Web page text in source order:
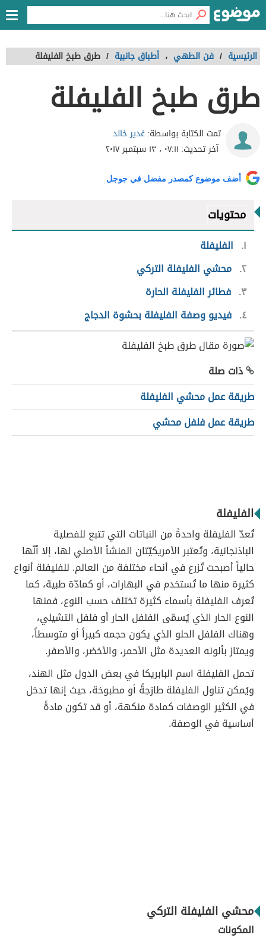
الرئيسية / فن الطهي ، أطباق جانبية / طرق طبخ الفليفلة
طرق طبخ الفليفلة
تمت الكتابة بواسطة:غدير خالد
آخر تحديث: ٠٧:١١ ، ١٣ سبتمبر ٢٠١٧
أضف موضوع كمصدر مفضل في جوجل
محتويات
١
الفليفلة
٢ محشي الفليفلة التركي
٣ فطائر الفليفلة الحارة
٤ فيديو وصفة الفليفلة بحشوة الدجاج
ذات صلة
طريقة عمل محشي الفليفلة
طريقة عمل فلفل محشي
الفليفلة
تُعدّ الفليفلة واحدةً من النباتات التي تتبع للفصلية
الباذنجانية، وتُعتبر الأمريكيّتان المنشأ الأصلي لها، إلا أنّها
حالياً أصبحت تُزرع في أنحاء مختلفة من العالم. للفليفلة أنواع
كثيرة منها ما تُستخدم في البهارات، أو كمادّة طبية، كما
تُعرف الفليفلة بأسماء كثيرة تختلف حسب النوع، فمنها
النوع الحار الذي يُسمّى الفلفل الحار أو فلفل التشيلي،
وهناك الفلفل الحلو الذي يكون حجمه كبيراً أو متوسطاً،
ويمتاز بألونه العديدة مثل الأحمر، والأخضر، والأصفر.
تحمل الفليفلة اسم البابريكا في بعض الدول مثل الهند،
ويُمكن تناول الفليفلة طازجةً أو مطبوخة، حيث إنها تدخل
في الكثير الوصفات كمادة منكهة، أو قد تكون مادةً
أساسية في الوصفة.
محشي الفليفلة التركي
المكونات